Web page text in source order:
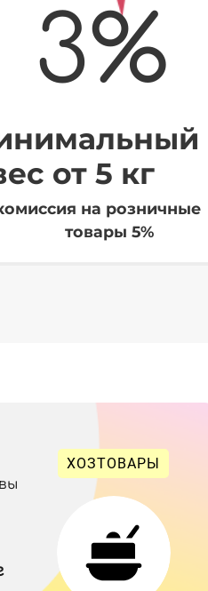
от 5 кг
на розничные
5%
ХОЗТОВАРЫ